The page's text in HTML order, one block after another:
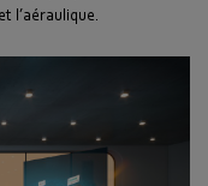
l’aéraulique.